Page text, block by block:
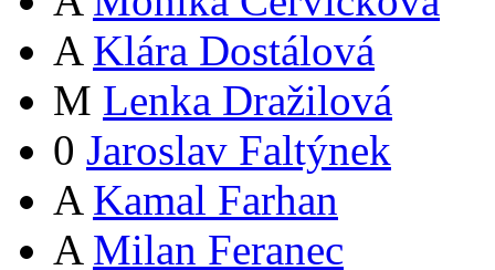
A Klára Dostálová
M Lenka Dražilová
0 Jaroslav Faltýnek
A Kamal Farhan
A Milan Feranec